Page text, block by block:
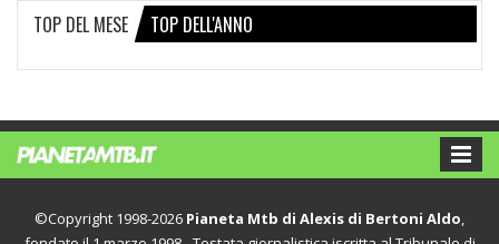
TOP DEL MESE TOP DELL'ANNO
©Copyright 1998-2026 Pianeta Mtb di Alexis di Bertoni Aldo,